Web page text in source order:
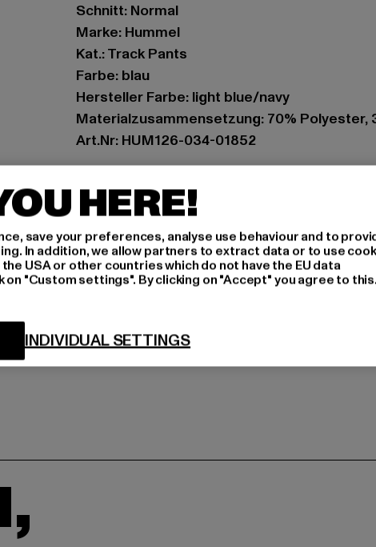
Schnitt: Normal
Marke: Hummel
Kat.: Track Pants
Farbe: blau
Hersteller Farbe: light blue/navy
Materialzusammensetzung: 70% Polyester,
Art.Nr: HUM126-034-01852
Balticagade 20 | 8000 Aarhus C | DK
GRÖSSE & PASSFORM
PFLEGEHINWEISE
LIEFERUNG & RÜCKGABE
HERE!
save your preferences, analyse use behaviour and to
In addition, we allow partners to extract data or to use
USA or other countries which do not have the EU data
"Custom settings". By clicking on "Accept" you agree to this.
INDIVIDUAL SETTINGS